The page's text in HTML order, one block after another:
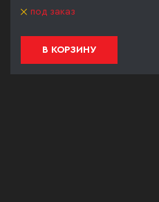
под заказ
В КОРЗИНУ